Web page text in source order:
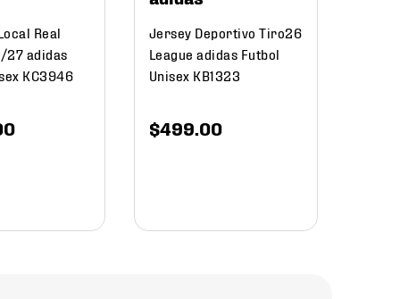
Real
27 adidas
KC3946
Jersey Deportivo Tiro26
League adidas Futbol
Unisex KB1323
$499.00